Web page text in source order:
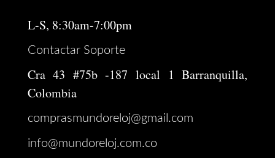
L-S, 8:30am-7:00pm
Contactar Soporte
Cra 43 #75b -187 local 1 Barranquilla,
Colombia
comprasmundoreloj@gmail.com
info@mundoreloj.com.co